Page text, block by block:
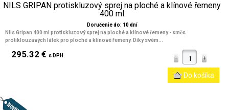
NILS GRIPAN protiskluzový sprej na ploché a klínové řemeny
400 ml
Doručenie do: 10 dní
Nils Gripan 400 ml protiskluzový sprej na ploché a klínové řemeny - směs
protiklouzavých látek pro ploché a klínové řemeny. Díky svém...
295.32 € s DPH